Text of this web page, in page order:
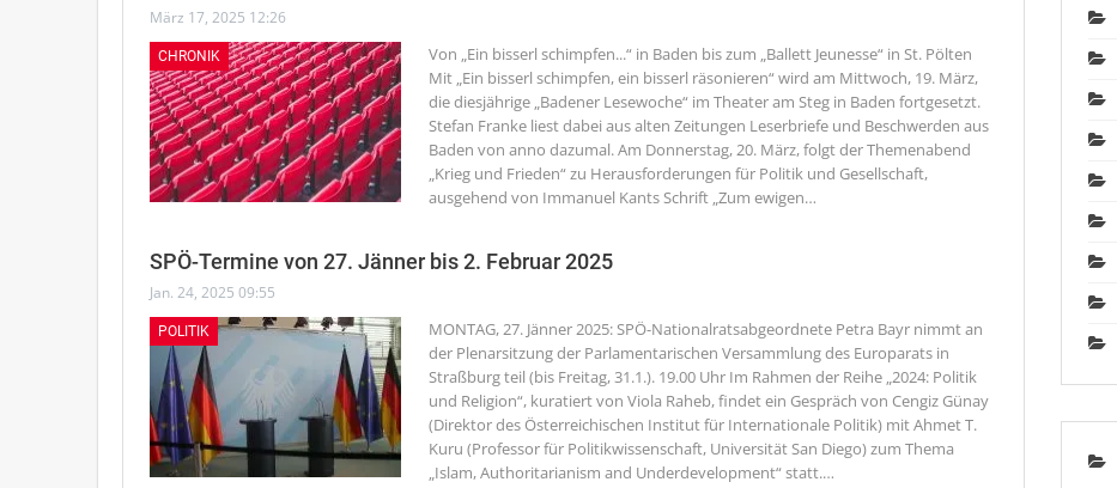
März 17, 2025 12:26
CHRONIK
Von „Ein bisserl schimpfen...“ in Baden bis zum „Ballett Jeunesse“ in St. Pölten
Mit „Ein bisserl schimpfen, ein bisserl räsonieren“ wird am Mittwoch, 19. März,
die diesjährige „Badener Lesewoche“ im Theater am Steg in Baden fortgesetzt.
Stefan Franke liest dabei aus alten Zeitungen Leserbriefe und Beschwerden aus
Baden von anno dazumal. Am Donnerstag, 20. März, folgt der Themenabend
„Krieg und Frieden“ zu Herausforderungen für Politik und Gesellschaft,
ausgehend von Immanuel Kants Schrift „Zum ewigen…
SPÖ-Termine von 27. Jänner bis 2. Februar 2025
Jan. 24, 2025 09:55
POLITIK
MONTAG, 27. Jänner 2025: SPÖ-Nationalratsabgeordnete Petra Bayr nimmt an
der Plenarsitzung der Parlamentarischen Versammlung des Europarats in
Straßburg teil (bis Freitag, 31.1.). 19.00 Uhr Im Rahmen der Reihe „2024: Politik
und Religion“, kuratiert von Viola Raheb, findet ein Gespräch von Cengiz Günay
(Direktor des Österreichischen Institut für Internationale Politik) mit Ahmet T.
Kuru (Professor für Politikwissenschaft, Universität San Diego) zum Thema
„Islam, Authoritarianism and Underdevelopment“ statt.…